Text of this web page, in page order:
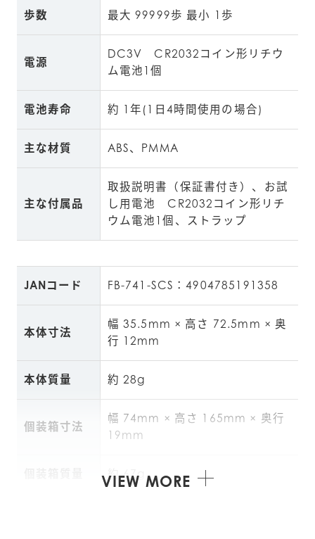
歩数 最大 99999歩 最小 1歩
電源
DC3V　CR2032コイン形リチウ
ム電池1個
電池寿命 約 1年(1日4時間使用の場合)
主な材質 ABS、PMMA
主な付属品
取扱説明書（保証書付き）、お試
し用電池　CR2032コイン形リチ
ウム電池1個、ストラップ
JANコード FB-741-SCS：4904785191358
本体寸法
幅 35.5mm × 高さ 72.5mm × 奥
行 12mm
本体質量 約 28g
個装箱寸法
幅 74mm × 高さ 165mm × 奥行
19mm
約 67g
VIEW MORE